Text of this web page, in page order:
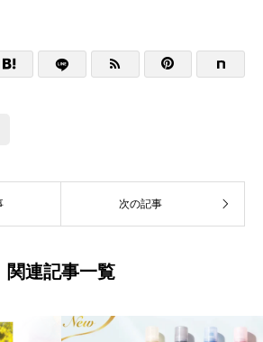
  
次の記事
関連記事一覧